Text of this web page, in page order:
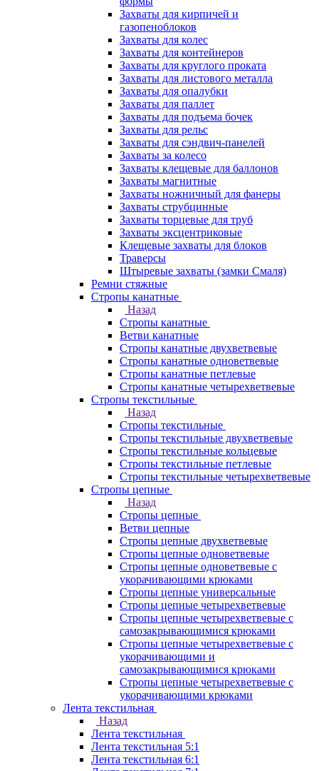
Захваты для кирпичей и
газопеноблоков
Захваты для колес
Захваты для контейнеров
Захваты для круглого проката
Захваты для листового металла
Захваты для опалубки
Захваты для паллет
Захваты для подъема бочек
Захваты для рельс
Захваты для сэндвич-панелей
Захваты за колесо
Захваты клещевые для баллонов
Захваты магнитные
Захваты ножничный для фанеры
Захваты струбцинные
Захваты торцевые для труб
Захваты эксцентриковые
Клещевые захваты для блоков
Траверсы
Штыревые захваты (замки Смаля)
Ремни стяжные
Стропы канатные
Назад
Стропы канатные
Ветви канатные
Стропы канатные двухветвевые
Стропы канатные одноветвевые
Стропы канатные петлевые
Стропы канатные четырехветвевые
Стропы текстильные
Назад
Стропы текстильные
Стропы текстильные двухветвевые
Стропы текстильные кольцевые
Стропы текстильные петлевые
Стропы текстильные четырехветвевые
Стропы цепные
Назад
Стропы цепные
Ветви цепные
Стропы цепные двухветвевые
Стропы цепные одноветвевые
Стропы цепные одноветвевые с
укорачивающими крюками
Стропы цепные универсальные
Стропы цепные четырехветвевые
Стропы цепные четырехветвевые с
самозакрывающимися крюками
Стропы цепные четырехветвевые с
укорачивающими и
самозакрывающимися крюками
Стропы цепные четырехветвевые с
укорачивающими крюками
Лента текстильная
Назад
Лента текстильная
Лента текстильная 5:1
Лента текстильная 6:1